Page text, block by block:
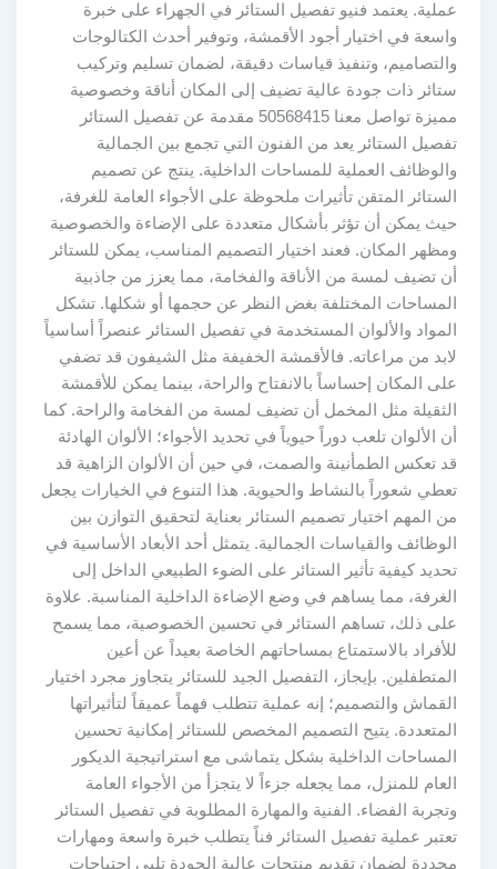
عملية. يعتمد فنيو تفصيل الستائر في الجهراء على خبرة
واسعة في اختيار أجود الأقمشة، وتوفير أحدث الكتالوجات
والتصاميم، وتنفيذ قياسات دقيقة، لضمان تسليم وتركيب
ستائر ذات جودة عالية تضيف إلى المكان أناقة وخصوصية
مميزة تواصل معنا 50568415 مقدمة عن تفصيل الستائر
تفصيل الستائر يعد من الفنون التي تجمع بين الجمالية
والوظائف العملية للمساحات الداخلية. ينتج عن تصميم
الستائر المتقن تأثيرات ملحوظة على الأجواء العامة للغرفة،
حيث يمكن أن تؤثر بأشكال متعددة على الإضاءة والخصوصية
ومظهر المكان. فعند اختيار التصميم المناسب، يمكن للستائر
أن تضيف لمسة من الأناقة والفخامة، مما يعزز من جاذبية
المساحات المختلفة بغض النظر عن حجمها أو شكلها. تشكل
المواد والألوان المستخدمة في تفصيل الستائر عنصراً أساسياً
لابد من مراعاته. فالأقمشة الخفيفة مثل الشيفون قد تضفي
على المكان إحساساً بالانفتاح والراحة، بينما يمكن للأقمشة
الثقيلة مثل المخمل أن تضيف لمسة من الفخامة والراحة. كما
أن الألوان تلعب دوراً حيوياً في تحديد الأجواء؛ الألوان الهادئة
قد تعكس الطمأنينة والصمت، في حين أن الألوان الزاهية قد
تعطي شعوراً بالنشاط والحيوية. هذا التنوع في الخيارات يجعل
من المهم اختيار تصميم الستائر بعناية لتحقيق التوازن بين
الوظائف والقياسات الجمالية. يتمثل أحد الأبعاد الأساسية في
تحديد كيفية تأثير الستائر على الضوء الطبيعي الداخل إلى
الغرفة، مما يساهم في وضع الإضاءة الداخلية المناسبة. علاوة
على ذلك، تساهم الستائر في تحسين الخصوصية، مما يسمح
للأفراد بالاستمتاع بمساحاتهم الخاصة بعيداً عن أعين
المتطفلين. بإيجاز، التفصيل الجيد للستائر يتجاوز مجرد اختيار
القماش والتصميم؛ إنه عملية تتطلب فهماً عميقاً لتأثيراتها
المتعددة. يتيح التصميم المخصص للستائر إمكانية تحسين
المساحات الداخلية بشكل يتماشى مع استراتيجية الديكور
العام للمنزل، مما يجعله جزءاً لا يتجزأ من الأجواء العامة
وتجربة الفضاء. الفنية والمهارة المطلوبة في تفصيل الستائر
تعتبر عملية تفصيل الستائر فناً يتطلب خبرة واسعة ومهارات
محددة لضمان تقديم منتجات عالية الجودة تلبي احتياجات